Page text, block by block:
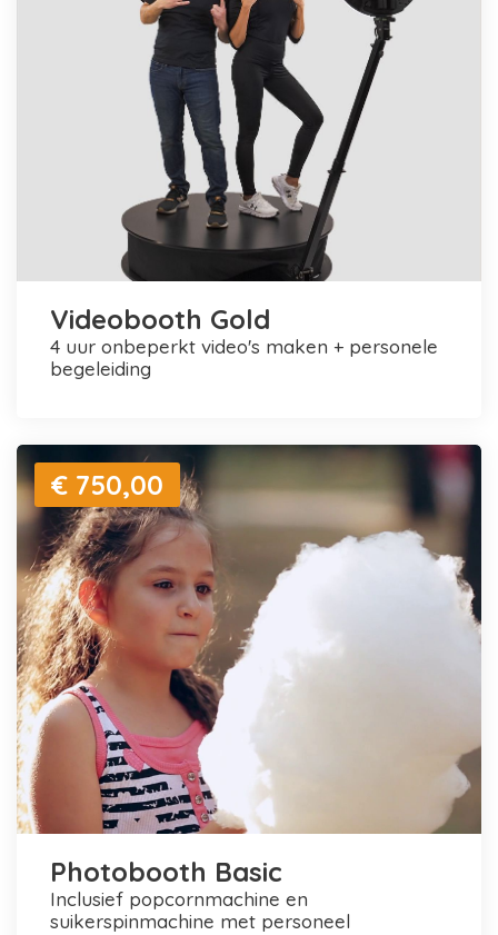
Videobooth Gold
4 uur onbeperkt video's maken + personele
begeleiding
€ 750,00
Photobooth Basic
inclusief popcornmachine en
suikerspinmachine met personeel